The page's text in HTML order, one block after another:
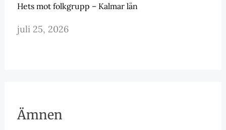
Hets mot folkgrupp – Kalmar län
juli 25, 2026
Ämnen